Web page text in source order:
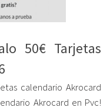
50€ Tarjetas
calendario Akrocard
Akrocard en Pvc!